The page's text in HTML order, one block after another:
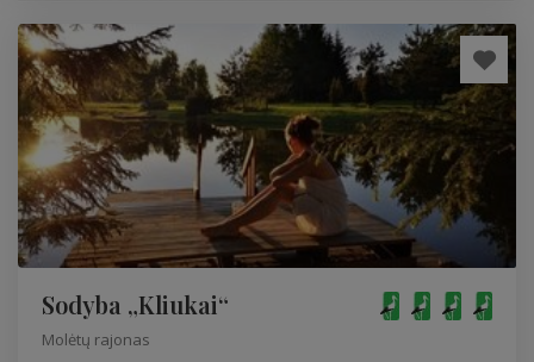
Sodyba „Kliukai“
Molėtų rajonas